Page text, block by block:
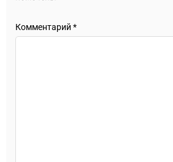
Комментарий *